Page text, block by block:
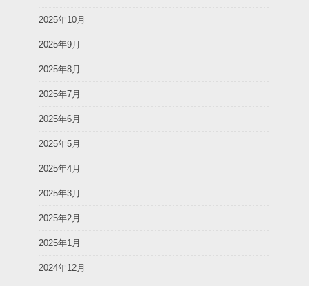
2025年10月
2025年9月
2025年8月
2025年7月
2025年6月
2025年5月
2025年4月
2025年3月
2025年2月
2025年1月
2024年12月